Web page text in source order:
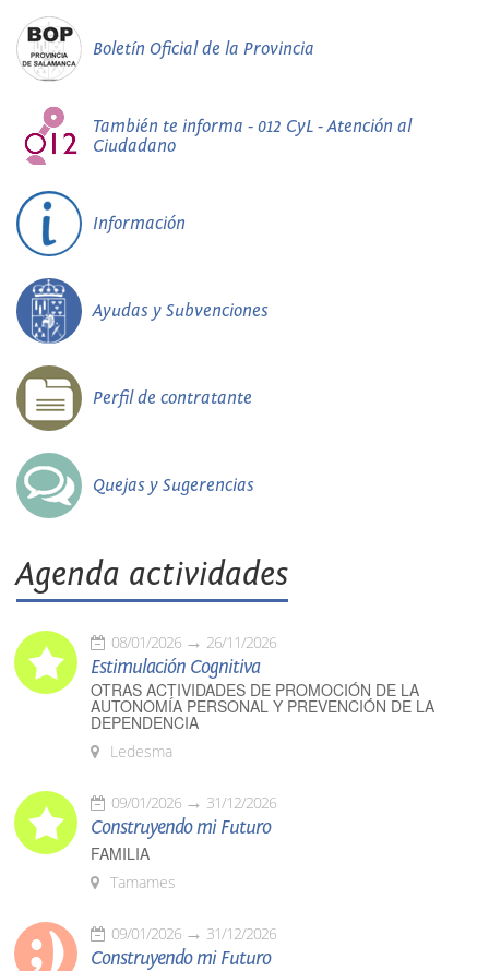
Boletín Oficial de la Provincia
También te informa - 012 CyL - Atención al
Ciudadano
Información
Ayudas y Subvenciones
Perfil de contratante
Quejas y Sugerencias
Agenda actividades
08/01/2026 26/11/2026
Estimulación Cognitiva
OTRAS ACTIVIDADES DE PROMOCIÓN DE LA
AUTONOMÍA PERSONAL Y PREVENCIÓN DE LA
DEPENDENCIA
Ledesma
09/01/2026 31/12/2026
Construyendo mi Futuro
FAMILIA
Tamames
09/01/2026 31/12/2026
Construyendo mi Futuro